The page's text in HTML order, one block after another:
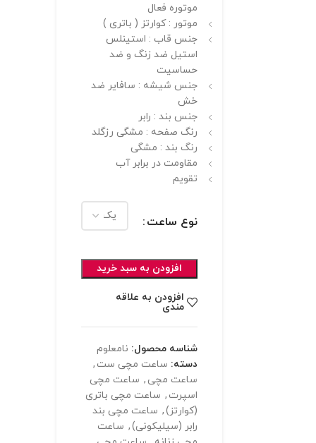
موتوره فعال
موتور : کوارتز ( باتری )
جنس قاب : استینلس
استیل ضد زنگ و ضد
حساسیت
جنس شیشه : سافایر ضد
خش
جنس بند : رابر
رنگ صفحه : مشگی رزگلد
رنگ بند : مشگی
مقاومت در برابر آب
تقویم
نوع ساعت
افزودن به سبد خرید
افزودن به علاقه
مندی
شناسه محصول: نامعلوم
دسته: ساعت مچی ست ,
ساعت مچی , ساعت مچی
اسپرت , ساعت مچی باتری
(کوارتز), ساعت مچی بند
رابر (سیلیکونی), ساعت